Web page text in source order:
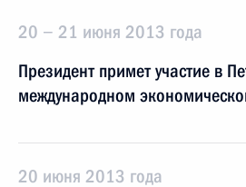
20 − 21 июня 2013 года
Президент примет участие в
международном
20 июня 2013 года